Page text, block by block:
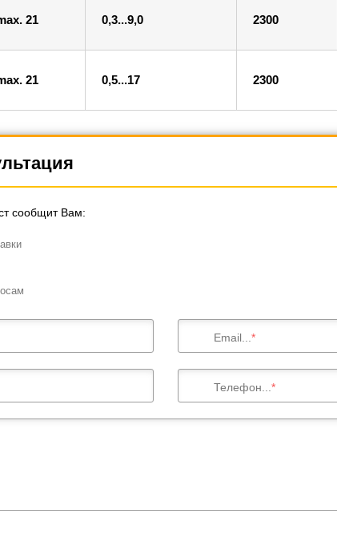
21 0,3...9,0 2300
21 0,5...17 2300
сообщит Вам:
Email...
Телефон...